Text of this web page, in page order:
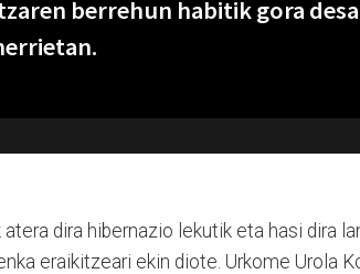
berrehun habitik gora
atera dira hibernazio lekutik eta hasi dira
eraikitzeari ekin diote. Urkome Urola